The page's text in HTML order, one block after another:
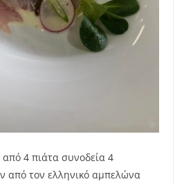
από 4 πιάτα συνοδεία 4
από τον ελληνικό αμπελώνα